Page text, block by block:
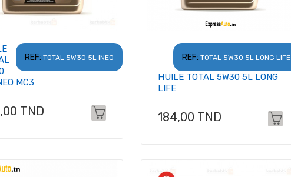
REF: TOTAL 5W30 5L INEO
MC3
TND
REF: TOTAL 5W30 5L LONG LIFE
HUILE TOTAL 5W30 5L LONG
LIFE
Prix
184,00 TND